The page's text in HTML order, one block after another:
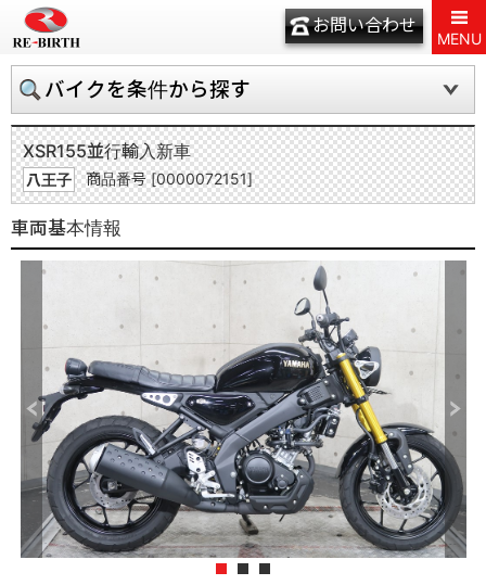
お問い合わせ
MENU
バイクを条件から探す
XSR155並行輸入新車
八王子 商品番号 [0000072151]
車両基本情報
Previous Next
1 2